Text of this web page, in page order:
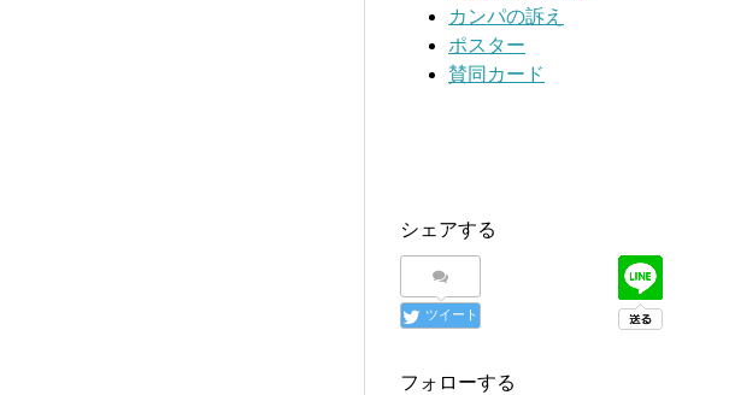
カンパの訴え
ポスター
賛同カード
シェアする
ツイート
フォローする